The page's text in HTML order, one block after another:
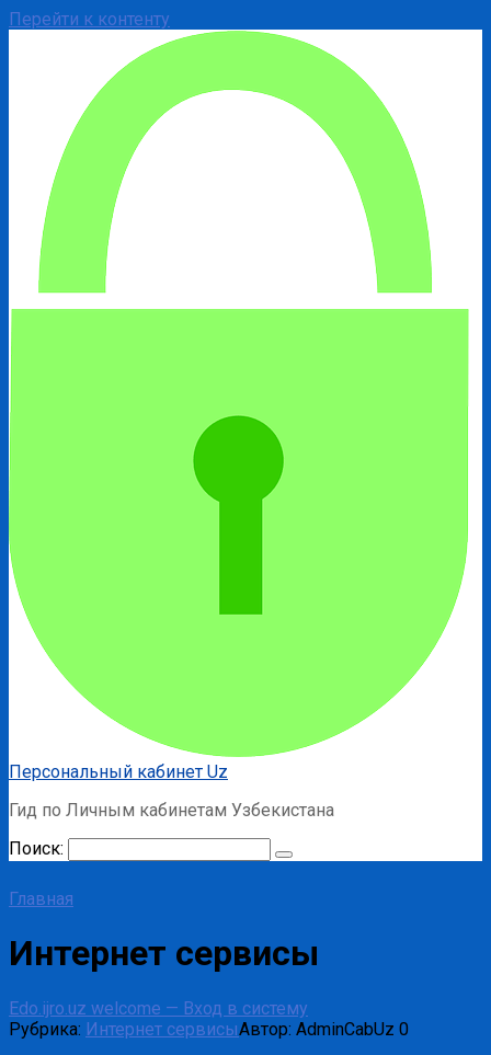
Перейти к контенту
Персональный кабинет Uz
Гид по Личным кабинетам Узбекистана
Поиск:
Главная
Интернет сервисы
Edo.ijro.uz welcome — Вход в систему
Рубрика: Интернет сервисыАвтор: AdminCabUz 0